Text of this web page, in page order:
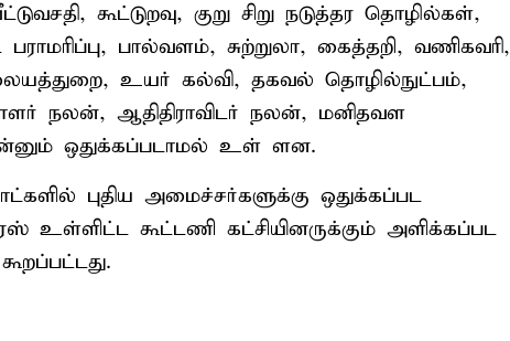
கூட்டுறவு, குறு சிறு நடுத்தர தொழில்கள்,
பால்வளம், சுற்றுலா, கைத்தறி, வணிகவரி,
உயர் கல்வி, தகவல் தொழில்நுட்பம்,
நலன், ஆதிதிராவிடர் நலன், மனிதவள
ஒதுக்கப்படாமல் உள் ளன.
புதிய அமைச்சர்களுக்கு ஒதுக்கப்பட
கூட்டணி கட்சியினருக்கும் அளிக்கப்பட